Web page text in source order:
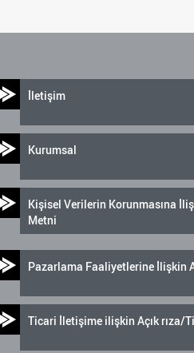
İletişim
Kurumsal
Kişisel Verilerin Korunmasına
Metni
Pazarlama Faaliyetlerine İlişkin
Ticari İletişime ilişkin Açık rıza/